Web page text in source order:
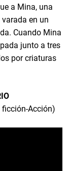
a Mina, una
en un
Cuando Mina
junto a tres
por criaturas
ficción-Acción)